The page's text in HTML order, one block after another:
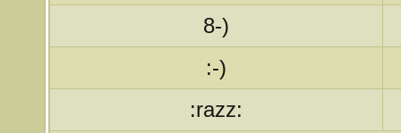
8-)
:-)
:razz: